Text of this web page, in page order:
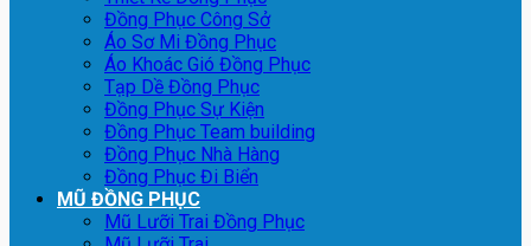
Đồng Phục Công Sở
Áo Sơ Mi Đồng Phục
Áo Khoác Gió Đồng Phục
Tạp Dề Đồng Phục
Đồng Phục Sự Kiện
Đồng Phục Team building
Đồng Phục Nhà Hàng
Đồng Phục Đi Biển
MŨ ĐỒNG PHỤC
Mũ Lưỡi Trai Đồng Phục